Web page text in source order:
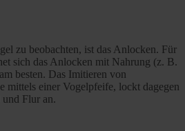
zu beobachten, ist das Anlocken. Für
sich das Anlocken mit Nahrung (z. B.
besten. Das Imitieren von
mittels einer Vogelpfeife, lockt dagegen
Flur an.